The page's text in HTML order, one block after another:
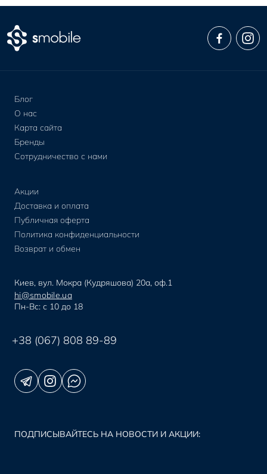
Блог
О нас
Карта сайта
Бренды
Сотрудничество с нами
Акции
Доставка и оплата
Публичная оферта
Политика конфиденциальности
Возврат и обмен
Киев, вул. Мокра (Кудряшова) 20а, оф.1
hi@smobile.ua
Пн-Вс: с 10 до 18
+38 (067) 808 89-89
ПОДПИСЫВАЙТЕСЬ НА НОВОСТИ И АКЦИИ: